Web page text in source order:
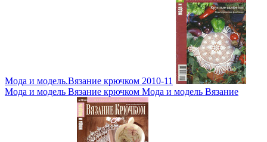
Мода и модель.Вязание крючком 2010-11
Мода и модель Вязание крючком Мода и модель Вязание